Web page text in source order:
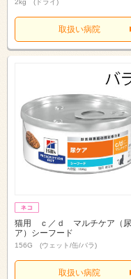
取扱い病院
猫用 ｃ／ｄ マルチケア（
ア）シーフード
156G (ウェット/缶/バラ)
取扱い病院